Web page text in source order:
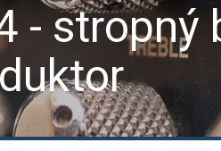
- stropný